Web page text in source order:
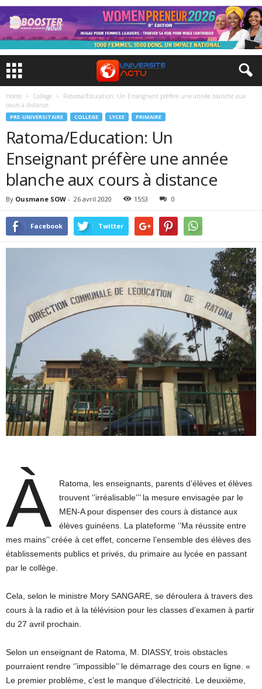
Home College
Ratoma/Education: Un Enseignant préfère une année blanche aux
cours à distance
PRE-UNIVERSITAIRE COLLEGE LYCEE PRIMAIRE
Ratoma/Education: Un
Enseignant préfère une année
blanche aux cours à distance
By Ousmane SOW - 26 avril 2020 1553 0
Facebook Twitter
À
Ratoma, les enseignants, parents d’élèves et élèves
trouvent ‘’irréalisable’’’ la mesure envisagée par le
MEN-A pour dispenser des cours à distance aux
élèves guinéens. La plateforme ‘’Ma réussite entre
mes mains’’ créée à cet effet, concerne l’ensemble des élèves des
établissements publics et privés, du primaire au lycée en passant
par le collège.
Cela, selon le ministre Mory SANGARE, se déroulera à travers des
cours à la radio et à la télévision pour les classes d’examen à partir
du 27 avril prochain.
Selon un enseignant de Ratoma, M. DIASSY, trois obstacles
pourraient rendre ‘’impossible’’ le démarrage des cours en ligne. «
Le premier problème, c’est le manque d’électricité. Le deuxième,